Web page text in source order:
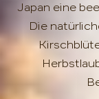
Japan eine
Die